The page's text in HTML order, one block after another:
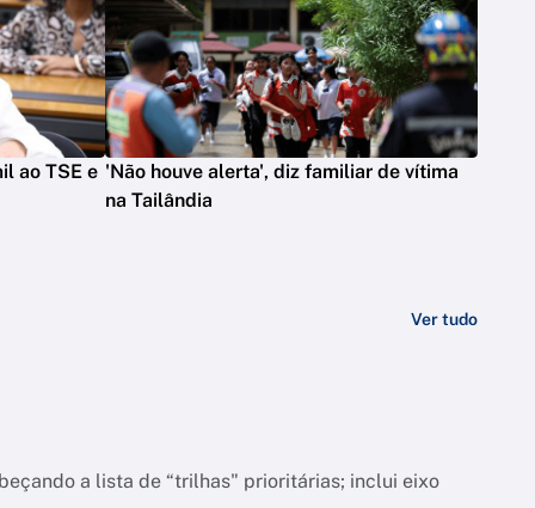
ao TSE e 'Não houve alerta', diz familiar de vítima
na Tailândia
Ver tudo
a lista de “trilhas" prioritárias; inclui eixo